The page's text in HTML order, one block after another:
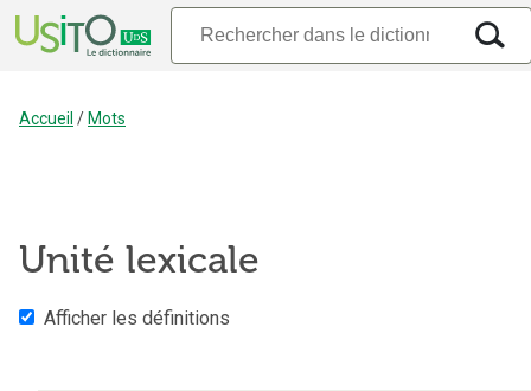
Accueil / Mots
Unité lexicale
Afficher les définitions